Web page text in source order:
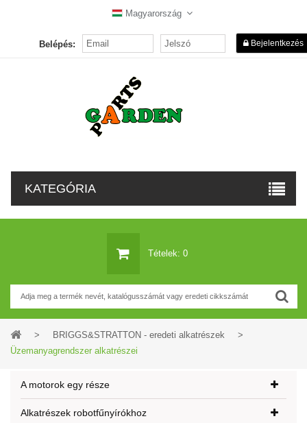
Magyarország
Belépés: Bejelentkezés
KATEGÓRIA
Tételek: 0
> BRIGGS&STRATTON - eredeti alkatrészek
>
Üzemanyagrendszer alkatrészei
A motorok egy része
Alkatrészek robotfűnyírókhoz